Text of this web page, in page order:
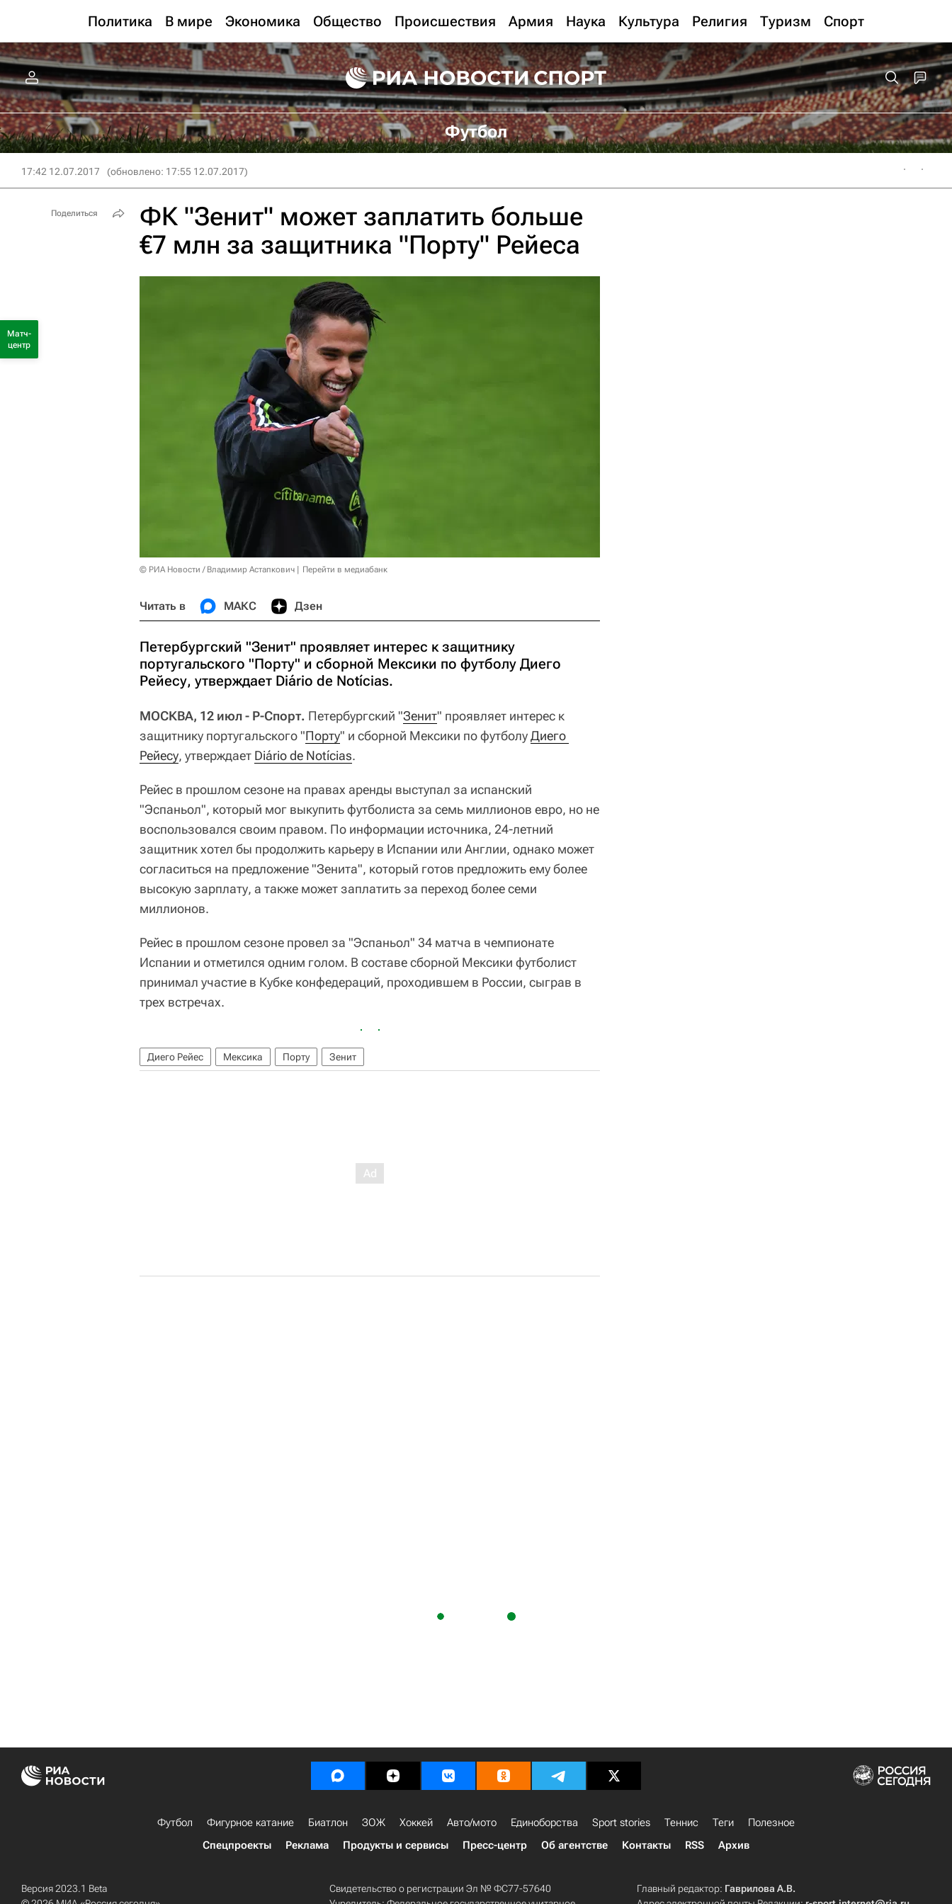
Политика В мире Экономика Общество Происшествия Армия Наука Культура Религия Туризм Спорт
Футбол
17:42 12.07.2017 (обновлено: 17:55 12.07.2017)
ФК "Зенит" может заплатить больше
€7 млн за защитника "Порту" Рейеса
© РИА Новости / Владимир Астапкович Перейти в медиабанк
Читать в МАКС Дзен
Петербургский "Зенит" проявляет интерес к защитнику
португальского "Порту" и сборной Мексики по футболу Диего
Рейесу, утверждает Diário de Notícias.
МОСКВА, 12 июл - Р-Спорт. Петербургский "Зенит" проявляет интерес к
защитнику португальского "Порту" и сборной Мексики по футболуДиего
Рейесу, утверждает Diário de Notícias.
Рейес в прошлом сезоне на правах аренды выступал за испанский
"Эспаньол", который мог выкупить футболиста за семь миллионов евро, но не
воспользовался своим правом. По информации источника, 24-летний
защитник хотел бы продолжить карьеру в Испании или Англии, однако может
согласиться на предложение "Зенита", который готов предложить ему более
высокую зарплату, а также может заплатить за переход более семи
миллионов.
Рейес в прошлом сезоне провел за "Эспаньол" 34 матча в чемпионате
Испании и отметился одним голом. В составе сборной Мексики футболист
принимал участие в Кубке конфедераций, проходившем в России, сыграв в
трех встречах.
Диего Рейес Мексика Порту Зенит
Поделиться
Матч-
центр
Футбол Фигурное катание Биатлон ЗОЖ Хоккей Авто/мото Единоборства Sport stories Теннис Теги
Полезное
Спецпроекты
Реклама Продукты и сервисы Пресс-центр Об агентстве Контакты RSS Архив
Версия 2023.1 Beta
Свидетельство о регистрации Эл № ФС77-57640
Главный редактор: Гаврилова А.В.